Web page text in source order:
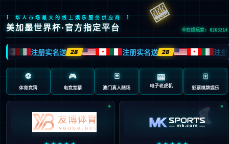
milantiyu集团官网后台管理系统